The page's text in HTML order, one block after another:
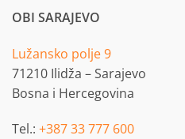
OBI SARAJEVO
Lužansko polje 9
71210 Ilidža – Sarajevo
Bosna i Hercegovina
Tel.: +387 33 777 600